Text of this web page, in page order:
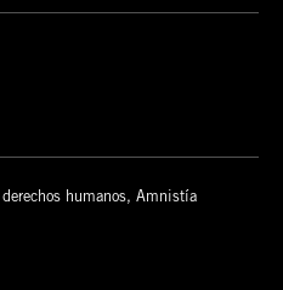
humanos, Amnistía